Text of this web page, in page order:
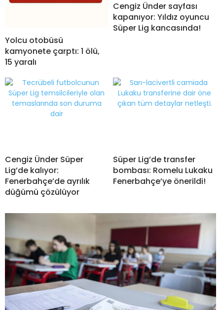
Yolcu otobüsü
kamyonete çarptı: 1 ölü,
15 yaralı
Cengiz Ünder sayfası
kapanıyor: Yıldız oyuncu
Süper Lig kancasında!
Cengiz Ünder Süper
Lig’de kalıyor:
Fenerbahçe’de ayrılık
düğümü çözülüyor
Süper Lig’de transfer
bombası: Romelu Lukaku
Fenerbahçe’ye önerildi!